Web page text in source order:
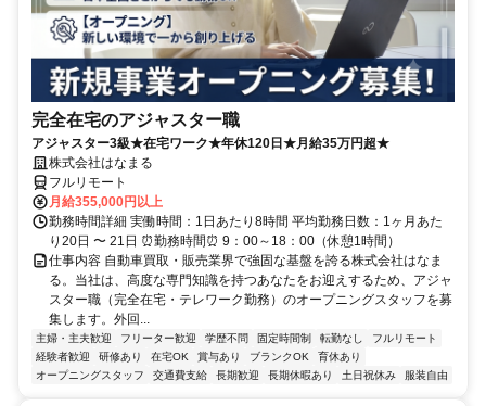
完全在宅のアジャスター職
アジャスター3級★在宅ワーク★年休120日★月給35万円超★
株式会社はなまる
フルリモート
月給355,000円以上
勤務時間詳細 実働時間：1日あたり8時間 平均勤務日数：1ヶ月あた
り20日 〜 21日 ⏰勤務時間⏰ 9：00～18：00（休憩1時間）
仕事内容 自動車買取・販売業界で強固な基盤を誇る株式会社はなま
る。当社は、高度な専門知識を持つあなたをお迎えするため、アジャ
スター職（完全在宅・テレワーク勤務）のオープニングスタッフを募
集します。外回...
主婦・主夫歓迎 フリーター歓迎 学歴不問 固定時間制 転勤なし
フルリモート
経験者歓迎
研修あり 在宅OK 賞与あり ブランクOK
育休あり
オープニングスタッフ
交通費支給 長期歓迎 長期休暇あり 土日祝休み 服装自由